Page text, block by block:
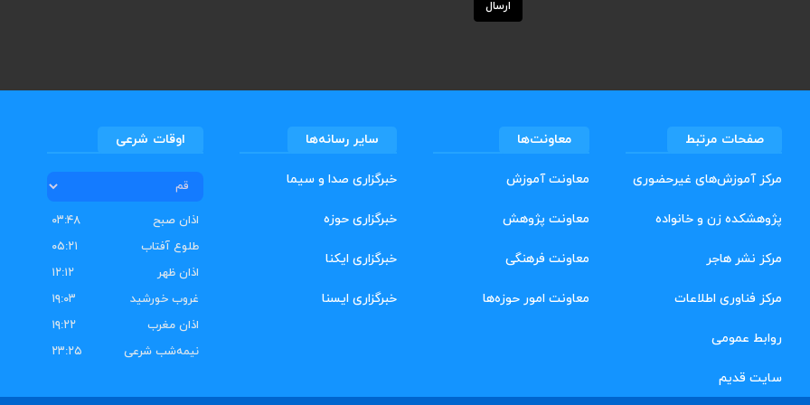
ارسال
صفحات مرتبط
مرکز آموزش‌های غیرحضوری
پژوهشکده زن و خانواده
مرکز نشر هاجر
مرکز فناوری اطلاعات
روابط عمومی
سایت قدیم
معاونت‌ها
معاونت آموزش
معاونت پژوهش
معاونت فرهنگی
معاونت امور حوزه‌ها
سایر رسانه‌ها
خبرگزاری صدا و سیما
خبرگزاری حوزه
خبرگزاری ایکنا
خبرگزاری ایسنا
اوقات شرعی
اذان صبح
۰۳:۴۸
طلوع آفتاب
۰۵:۲۱
اذان ظهر
۱۲:۱۲
غروب خورشید
۱۹:۰۳
اذان مغرب
۱۹:۲۲
نیمه‌شب شرعی
۲۳:۲۵